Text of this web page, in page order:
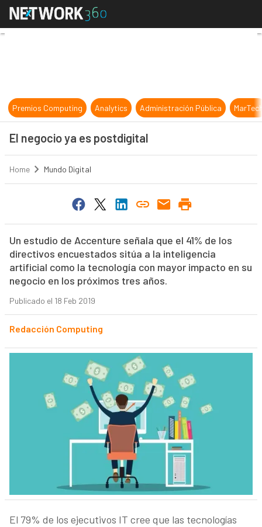
El negocio ya es postdigital
Premios Computing Analytics Administración Pública
El negocio ya es postdigital
Home Mundo Digital
Un estudio de Accenture señala que el 41% de los
directivos encuestados sitúa a la inteligencia
artificial como la tecnología con mayor impacto en su
negocio en los próximos tres años.
Publicado el 18 Feb 2019
Redacción Computing
El 79% de los ejecutivos IT cree que las tecnologías